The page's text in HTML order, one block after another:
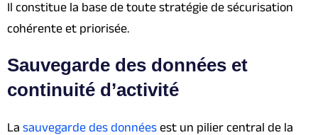
Il constitue la base de toute stratégie de sécurisation
cohérente et priorisée.
Sauvegarde des données et
continuité d’activité
La sauvegarde des données est un pilier central de la